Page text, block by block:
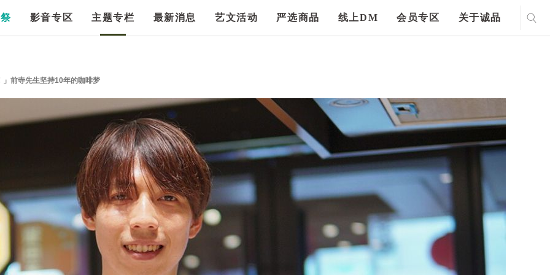
影音专区 主题专栏 最新消息 艺文活动 严选商品 线上DM 会员专区 关于诚品
前寺先生坚持10年的咖啡梦